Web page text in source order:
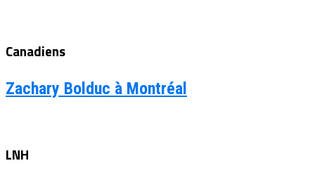
Canadiens
Zachary Bolduc à Montréal
LNH